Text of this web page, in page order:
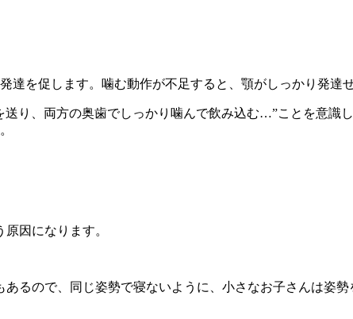
を促します。噛む動作が不足すると、顎がしっかり発達
り、両方の奥歯でしっかり噛んで飲み込む…”ことを意識
因になります。
るので、同じ姿勢で寝ないように、小さなお子さんは姿勢